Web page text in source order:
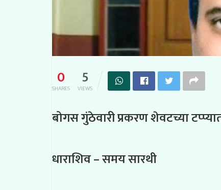
0
SHARES 5
VIEWS
बोगस गुंठेवारी प्रकरण शेवटच्या
धाराशिव – समय सारथी